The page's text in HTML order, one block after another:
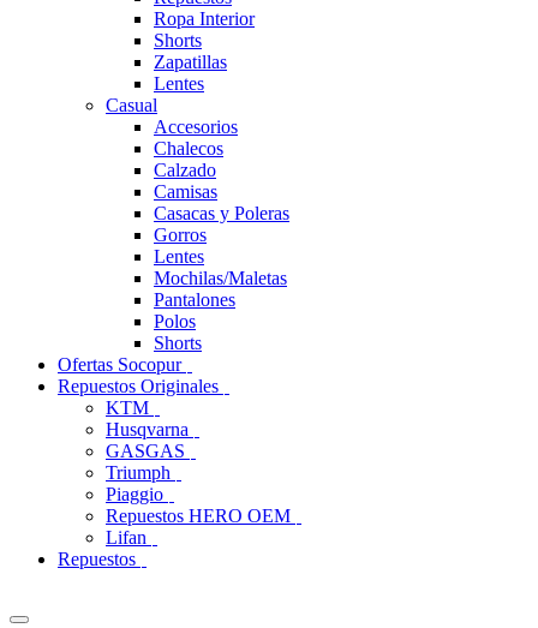
Ropa Interior
Shorts
Zapatillas
Lentes
Casual
Accesorios
Chalecos
Calzado
Camisas
Casacas y Poleras
Gorros
Lentes
Mochilas/Maletas
Pantalones
Polos
Shorts
Ofertas Socopur
Repuestos Originales
KTM
Husqvarna
GASGAS
Triumph
Piaggio
Repuestos HERO OEM
Lifan
Repuestos